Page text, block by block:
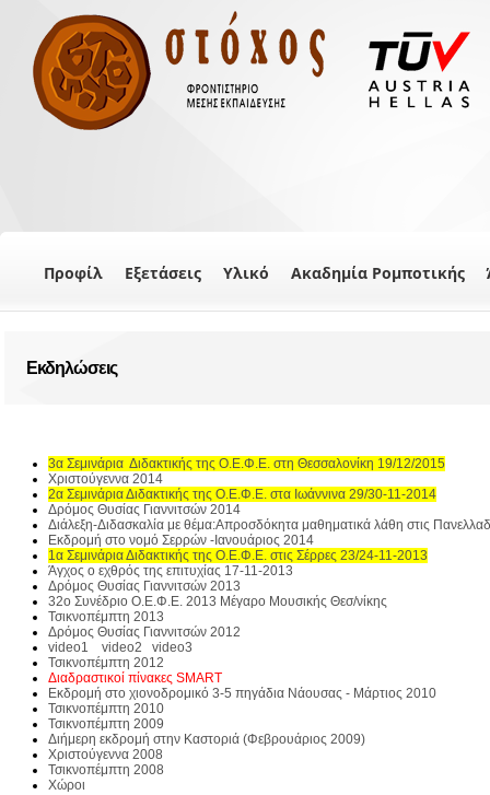
Προφίλ Εξετάσεις Υλικό Ακαδημία Ρομποτικής
Εκδηλώσεις
3α Σεμινάρια Διδακτικής της Ο.Ε.Φ.Ε. στη Θεσσαλονίκη 19/12/2015
Χριστούγεννα 2014
2α Σεμινάρια Διδακτικής της Ο.Ε.Φ.Ε. στα Ιωάννινα 29/30-11-2014
Δρόμος Θυσίας Γιαννιτσών 2014
Διάλεξη-Διδασκαλία με θέμα:Απροσδόκητα μαθηματικά λάθη στις
Εκδρομή στο νομό Σερρών -Ιανουάριος 2014
1α Σεμινάρια Διδακτικής της Ο.Ε.Φ.Ε. στις Σέρρες 23/24-11-2013
Άγχος ο εχθρός της επιτυχίας 17-11-2013
Δρόμος Θυσίας Γιαννιτσών 2013
32o Συνέδριο Ο.Ε.Φ.Ε. 2013 Μέγαρο Μουσικής Θεσ/νίκης
Τσικνοπέμπτη 2013
Δρόμος Θυσίας Γιαννιτσών 2012
video1
video2
video3
Τσικνοπέμπτη 2012
Διαδραστικοί πίνακες SMART
Εκδρομή στο χιονοδρομικό 3-5 πηγάδια Νάουσας - Μάρτιος 2010
Τσικνοπέμπτη 2010
Τσικνοπέμπτη 2009
Διήμερη εκδρομή στην Καστοριά (Φεβρουάριος 2009)
Χριστούγεννα 2008
Τσικνοπέμπτη 2008
Χώροι